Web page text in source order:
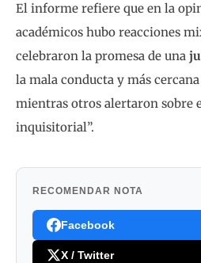
El informe refiere que en la
académicos hubo reacciones
celebraron la promesa de una
la mala conducta y más
mientras otros alertaron sobre
inquisitorial”.
RECOMENDAR NOTA
Facebook
X / Twitter